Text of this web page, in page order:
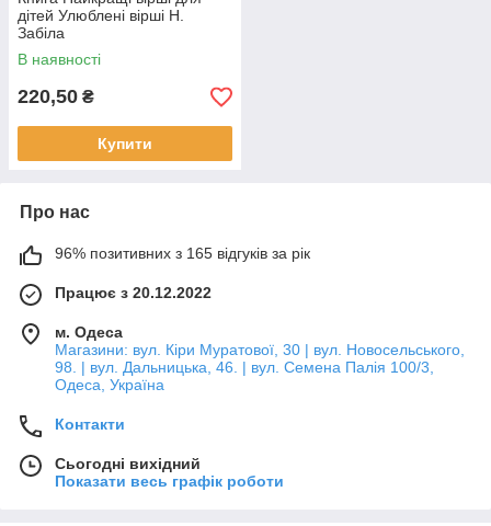
дітей Улюблені вірші Н.
Забіла
В наявності
220,50 ₴
Купити
Про нас
96% позитивних з 165 відгуків за рік
Працює з 20.12.2022
м. Одеса
Магазини: вул. Кіри Муратової, 30 | вул. Новосельського,
98. | вул. Дальницька, 46. | вул. Семена Палія 100/3,
Одеса, Україна
Контакти
Сьогодні вихідний
Показати весь графік роботи